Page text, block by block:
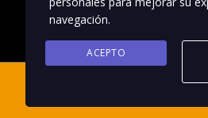
navegación.
ACEPTO